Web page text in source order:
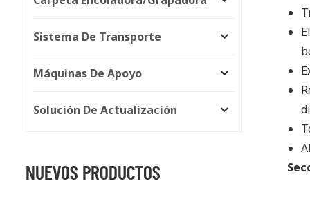
Sistema De Transporte
Máquinas De Apoyo
Solución De Actualización
NUEVOS PRODUCTOS